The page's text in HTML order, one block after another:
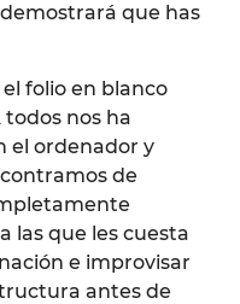
que has
folio en blanco
nos ha
el ordenador y
de
las que les cuesta
e improvisar
antes de